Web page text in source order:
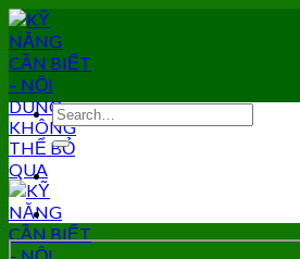
Skip
to
content